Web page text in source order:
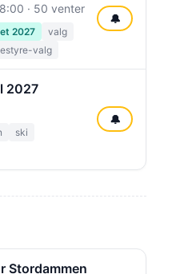
· 50 venter
2027
valg
valg
🔔
2027
ski
🔔
Stordammen